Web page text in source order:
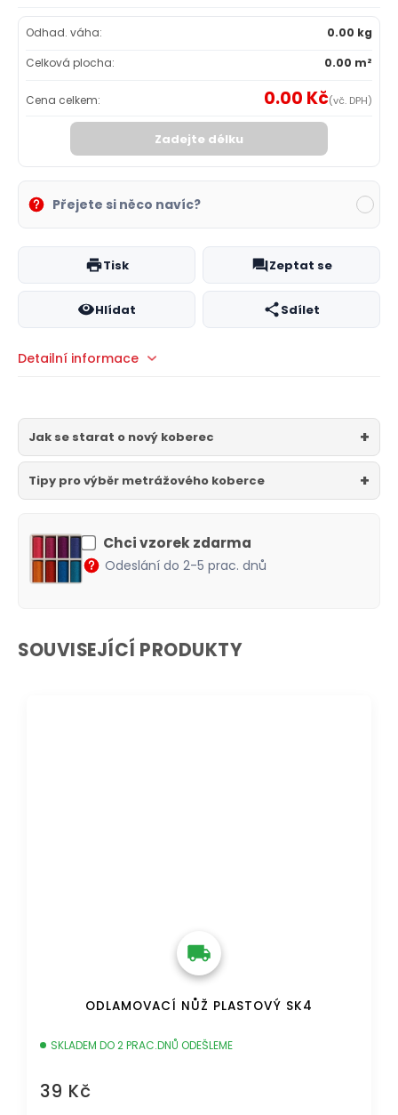
Odhad. váha:
0.00 kg
Celková plocha:
0.00 m²
Cena celkem: 0.00 Kč(vč. DPH)
Zadejte délku
Přejete si něco navíc?
Tisk Zeptat se
Hlídat Sdílet
Detailní informace
Jak se starat o nový koberec
Tipy pro výběr metrážového koberce
Chci vzorek zdarma
Odeslání do 2-5 prac. dnů
SOUVISEJÍCÍ PRODUKTY
ODLAMOVACÍ NŮŽ PLASTOVÝ SK4
SKLADEM DO 2 PRAC.DNŮ ODEŠLEME
39 Kč